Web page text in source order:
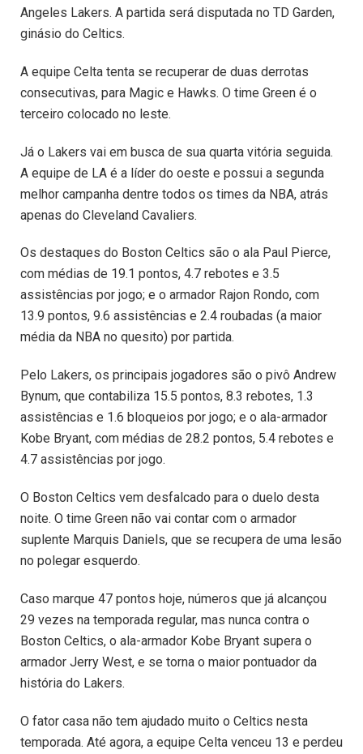
Angeles Lakers. A partida será disputada no TD Garden,
ginásio do Celtics.
A equipe Celta tenta se recuperar de duas derrotas
consecutivas, para Magic e Hawks. O time Green é o
terceiro colocado no leste.
Já o Lakers vai em busca de sua quarta vitória seguida.
A equipe de LA é a líder do oeste e possui a segunda
melhor campanha dentre todos os times da NBA, atrás
apenas do Cleveland Cavaliers.
Os destaques do Boston Celtics são o ala Paul Pierce,
com médias de 19.1 pontos, 4.7 rebotes e 3.5
assistências por jogo; e o armador Rajon Rondo, com
13.9 pontos, 9.6 assistências e 2.4 roubadas (a maior
média da NBA no quesito) por partida.
Pelo Lakers, os principais jogadores são o pivô Andrew
Bynum, que contabiliza 15.5 pontos, 8.3 rebotes, 1.3
assistências e 1.6 bloqueios por jogo; e o ala-armador
Kobe Bryant, com médias de 28.2 pontos, 5.4 rebotes e
4.7 assistências por jogo.
O Boston Celtics vem desfalcado para o duelo desta
noite. O time Green não vai contar com o armador
suplente Marquis Daniels, que se recupera de uma lesão
no polegar esquerdo.
Caso marque 47 pontos hoje, números que já alcançou
29 vezes na temporada regular, mas nunca contra o
Boston Celtics, o ala-armador Kobe Bryant supera o
armador Jerry West, e se torna o maior pontuador da
história do Lakers.
O fator casa não tem ajudado muito o Celtics nesta
temporada. Até agora, a equipe Celta venceu 13 e perdeu